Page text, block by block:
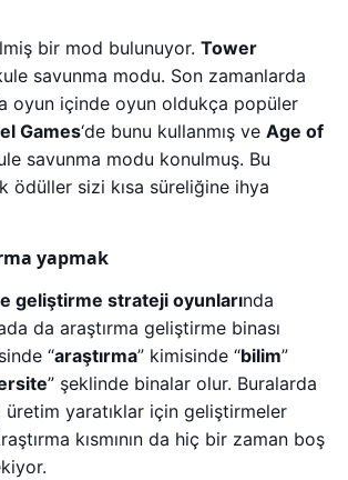
bir mod bulunuyor. Tower
savunma modu. Son zamanlarda
oyun içinde oyun oldukça popüler
Games‘de bunu kullanmış ve Age of
savunma modu konulmuş. Bu
ödüller sizi kısa süreliğine ihya
yapmak
geliştirme strateji oyunlarında
da araştırma geliştirme binası
“araştırma” kimisinde “bilim”
” şeklinde binalar olur. Buralarda
yaratıklar için geliştirmeler
kısmının da hiç bir zaman boş